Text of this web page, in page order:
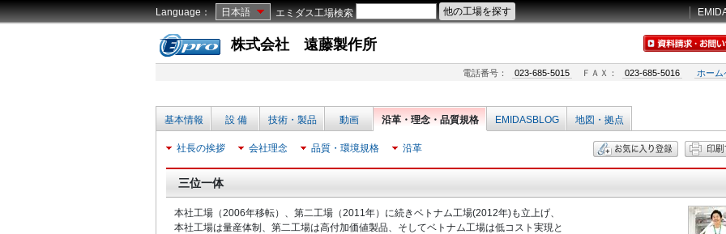
Language： 日本語 エミダス工場検索
株式会社 遠藤製作所
電話番号： 023-685-5015 ＦＡＸ： 023-685-5016 ホーム
基本情報 設 備 技術・製品 動画 沿革・理念・品質規格 EMIDASBLOG 地図・拠点
社長の挨拶 会社理念 品質・環境規格 沿革
三位一体
本社工場（2006年移転）、第二工場（2011年）に続きベトナム工場(2012年)も立上げ、
本社工場は量産体制、第二工場は高付加価値製品、そしてベトナム工場は低コスト実現と